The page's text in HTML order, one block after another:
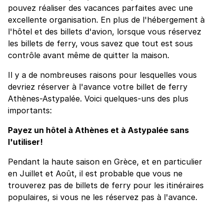
pouvez réaliser des vacances parfaites avec une
excellente organisation. En plus de l'hébergement à
l'hôtel et des billets d'avion, lorsque vous réservez
les billets de ferry, vous savez que tout est sous
contrôle avant même de quitter la maison.
Il y a de nombreuses raisons pour lesquelles vous
devriez réserver à l'avance votre billet de ferry
Athènes-Astypalée. Voici quelques-uns des plus
importants:
Payez un hôtel à Athènes et à Astypalée sans
l'utiliser!
Pendant la haute saison en Grèce, et en particulier
en Juillet et Août, il est probable que vous ne
trouverez pas de billets de ferry pour les itinéraires
populaires, si vous ne les réservez pas à l'avance.